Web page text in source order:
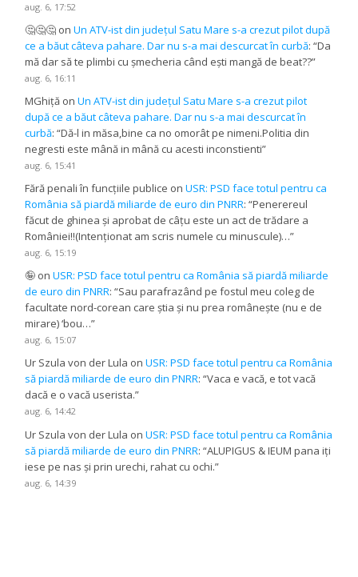
aug. 6, 17:52
🤔🤔🤔 onUn ATV-ist din județul Satu Mare s-a crezut pilot după
ce a băut câteva pahare. Dar nu s-a mai descurcat în curbă: “Da
mă dar să te plimbi cu șmecheria când ești mangă de beat??”
aug. 6, 16:11
MGhiță onUn ATV-ist din județul Satu Mare s-a crezut pilot
după ce a băut câteva pahare. Dar nu s-a mai descurcat în
curbă: “Dă-l in măsa,bine ca no omorât pe nimeni.Politia din
negresti este mână in mână cu acesti inconstienti”
aug. 6, 15:41
Fără penali în funcțiile publice onUSR: PSD face totul pentru ca
România să piardă miliarde de euro din PNRR: “Penerereul
făcut de ghinea și aprobat de câțu este un act de trădare a
României!!(Intenționat am scris numele cu minuscule)…”
aug. 6, 15:19
🤪 onUSR: PSD face totul pentru ca România să piardă miliarde
de euro din PNRR: “Sau parafrazând pe fostul meu coleg de
facultate nord-corean care știa și nu prea românește (nu e de
mirare) ‘bou…”
aug. 6, 15:07
Ur Szula von der Lula onUSR: PSD face totul pentru ca România
să piardă miliarde de euro din PNRR: “Vaca e vacă, e tot vacă
dacă e o vacă userista.”
aug. 6, 14:42
Ur Szula von der Lula onUSR: PSD face totul pentru ca România
să piardă miliarde de euro din PNRR: “ALUPIGUS & IEUM pana iți
iese pe nas și prin urechi, rahat cu ochi.”
aug. 6, 14:39